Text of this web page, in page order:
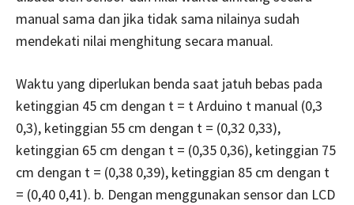
manual sama dan jika tidak sama nilainya sudah
mendekati nilai menghitung secara manual.
Waktu yang diperlukan benda saat jatuh bebas pada
ketinggian 45 cm dengan t = t Arduino t manual (0,3
0,3), ketinggian 55 cm dengan t = (0,32 0,33),
ketinggian 65 cm dengan t = (0,35 0,36), ketinggian 75
cm dengan t = (0,38 0,39), ketinggian 85 cm dengan t
= (0,40 0,41). b. Dengan menggunakan sensor dan LCD